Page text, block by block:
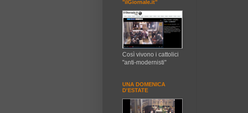
"ilGiornale.it"
Così vivono i cattolici
"anti-modernisti"
UNA DOMENICA
D'ESTATE